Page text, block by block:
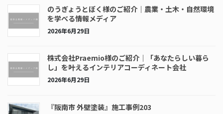
のうぎょうとぼく様のご紹介｜農業・土木・自然環境
を学べる情報メディア
2026年6月29日
株式会社Praemio様のご紹介｜「あなたらしい暮ら
し」を叶えるインテリアコーディネート会社
2026年6月29日
『阪南市 外壁塗装』施工事例203